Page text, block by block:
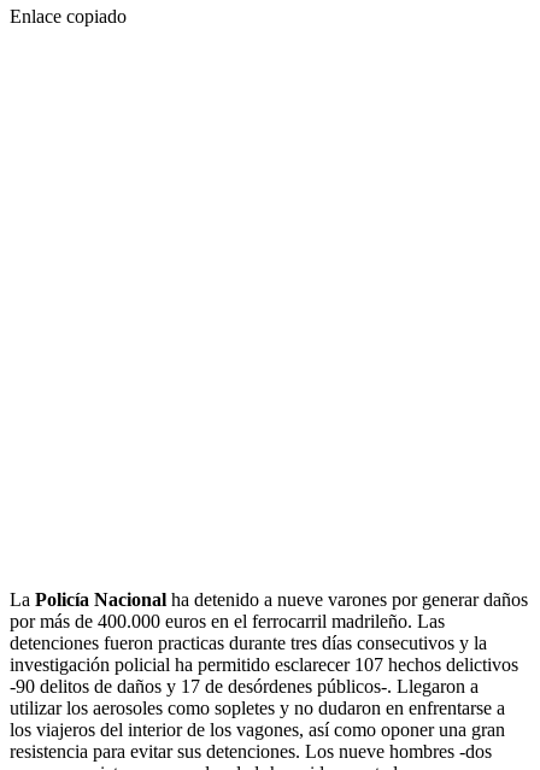
Enlace copiado
La Policía Nacional ha detenido a nueve varones por generar daños
por más de 400.000 euros en el ferrocarril madrileño. Las
detenciones fueron practicas durante tres días consecutivos y la
investigación policial ha permitido esclarecer 107 hechos delictivos
-90 delitos de daños y 17 de desórdenes públicos-. Llegaron a
utilizar los aerosoles como sopletes y no dudaron en enfrentarse a
los viajeros del interior de los vagones, así como oponer una gran
resistencia para evitar sus detenciones. Los nueve hombres -dos